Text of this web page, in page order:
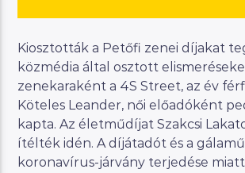
Manna FM
Kiosztották a Petőfi zenei díjakat
közmédia által osztott
zenekaraként a 4S Street, az év
Köteles Leander, női előadóként
kapta. Az életműdíjat Szakcsi
ítélték idén. A díjátadót és a
koronavírus-járvány terjedése